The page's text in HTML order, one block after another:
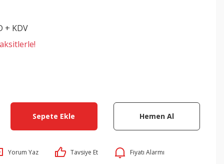
+ KDV
Sepete Ekle Hemen Al
Yorum Yaz Tavsiye Et Fiyatı Alarmı